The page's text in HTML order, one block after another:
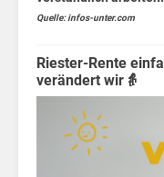
Quelle: infos-unter.com
Riester-Rente
verändert wir👵